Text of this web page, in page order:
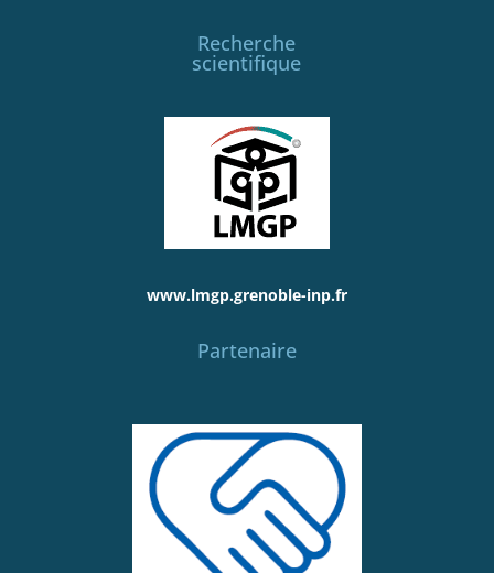
Recherche
scientifique
www.lmgp.grenoble-inp.fr
Partenaire